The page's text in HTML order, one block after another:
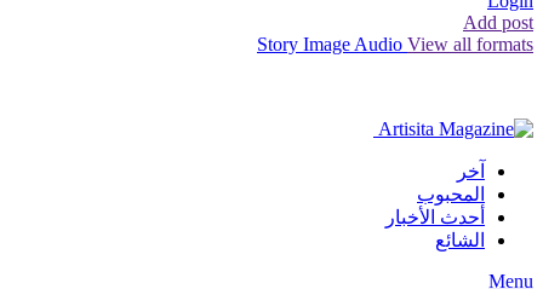
Add post
Story Image Audio View all formats
آخر
المحبوب
أحدث الأخبار
الشائع
Menu